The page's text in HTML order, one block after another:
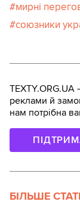
мирні
союзники
реклами й
нам потрібна
БІЛЬШЕ